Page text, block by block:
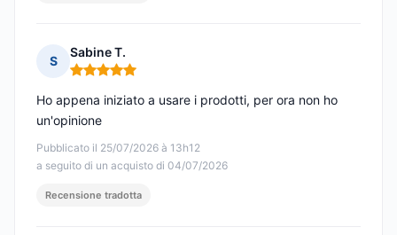
S
Sabine T.
Nota: 5 su 5
Pubblicato il 25/07/2026 à 13h12
a seguito di un acquisto di 04/07/2026
Ho appena iniziato a usare i prodotti, per ora non ho
un'opinione
Recensione tradotta